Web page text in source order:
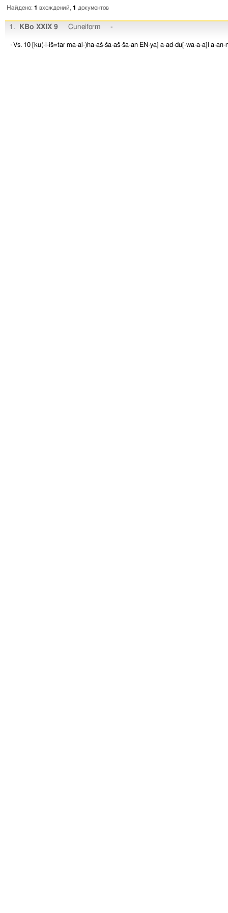
Найдено: 1 вхождений, 1 документов
1. KBo XXIX 9 Cuneiform -
· Vs. 10 [ku(-i-iš=tar ma-al-)ha-aš-ša-aš-ša-an EN-ya] a-ad-du[-wa-a-a]l a-an-